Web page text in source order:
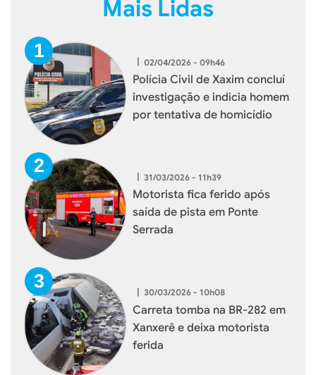
Mais Lidas
| 02/04/2026 - 09h46
Polícia Civil de Xaxim concluí
investigação e indicia homem
por tentativa de homicídio
31/03/2026 - 11h39
Motorista fica ferido após
saída de pista em Ponte
Serrada
| 30/03/2026 - 10h08
Carreta tomba na BR-282 em
Xanxerê e deixa motorista
ferida